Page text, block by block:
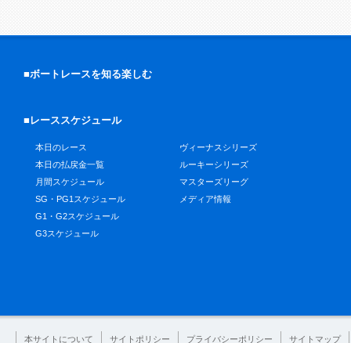
■ボートレースを知る楽しむ
■レーススケジュール
本日のレース
本日の払戻金一覧
月間スケジュール
SG・PG1スケジュール
G1・G2スケジュール
G3スケジュール
ヴィーナスシリーズ
ルーキーシリーズ
マスターズリーグ
メディア情報
本サイトについて サイトポリシー プライバシーポリシー サイトマップ